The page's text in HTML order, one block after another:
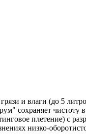
и влаги (до 5
сохраняет чистоту
плетение) с
низко-